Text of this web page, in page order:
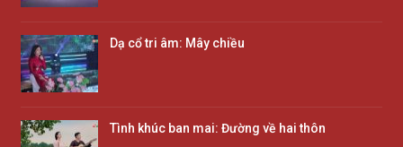
Dạ cổ tri âm: Mây chiều
Tình khúc ban mai: Đường về hai thôn